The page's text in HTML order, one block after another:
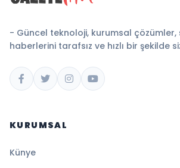
- Güncel teknoloji, kurumsal çözümler,
haberlerini tarafsız ve hızlı bir şekilde
KURUMSAL
Künye